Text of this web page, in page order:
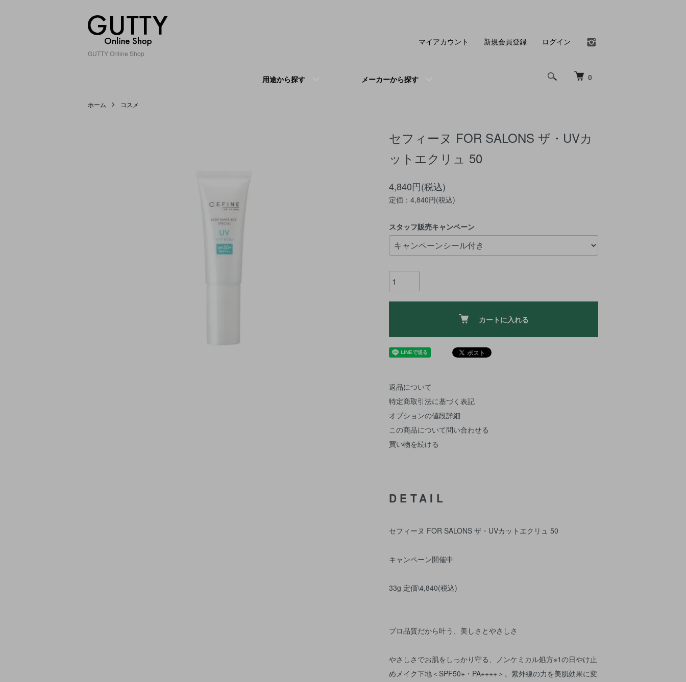
GUTTY Online Shop
0
用途から探す メーカーから探す
マイアカウント 新規会員登録 ログイン
ホーム コスメ
セフィーヌ FOR SALONS ザ・UVカ
ットエクリュ 50
4,840円(税込)
定価：4,840円(税込)
スタッフ販売キャンペーン
カートに入れる
返品について
特定商取引法に基づく表記
オプションの値段詳細
この商品について問い合わせる
買い物を続ける
DETAIL
セフィーヌ FOR SALONS ザ・UVカットエクリュ 50
キャンペーン開催中
33g 定価\4,840(税込)
プロ品質だから叶う、美しさとやさしさ
やさしさでお肌をしっかり守る、ノンケミカル処方※1の日やけ止
めメイク下地＜SPF50+・PA++++＞。紫外線の力を美肌効果に変